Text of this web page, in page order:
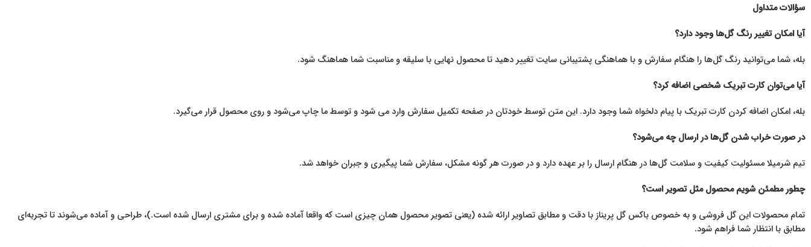
سؤالات متداول
آیا امکان تغییر رنگ گل‌ها وجود دارد؟
بله، شما می‌توانید رنگ گل‌ها را هنگام سفارش و با هماهنگی پشتیبانی سایت تغییر دهید تا محصول نهایی با سلیقه و مناسبت شما هماهنگ شود.
آیا می‌توان کارت تبریک شخصی اضافه کرد؟
بله، امکان اضافه کردن کارت تبریک با پیام دلخواه شما وجود دارد. این متن توسط خودتان در صفحه تکمیل سفارش وارد می شود و توسط ما چاپ می‌شود و روی محصول قرار می‌گیرد.
در صورت خراب شدن گل‌ها در ارسال چه می‌شود؟
تیم شرمیلا مسئولیت کیفیت و سلامت گل‌ها در هنگام ارسال را بر عهده دارد و در صورت هر گونه مشکل، سفارش شما پیگیری و جبران خواهد شد.
چطور مطمئن شویم محصول مثل تصویر است؟
تمام محصولات این گل فروشی و به خصوص باکس گل پریناز با دقت و مطابق تصاویر ارائه شده (یعنی تصویر محصول همان چیزی است که واقعا آماده شده و برای مشتری ارسال شده است.)، طراحی و آماده می‌شوند تا تجربه‌ای
مطابق با انتظار شما فراهم شود.